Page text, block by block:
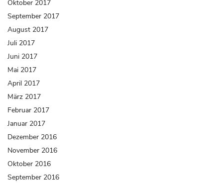
Oktober 2017
September 2017
August 2017
Juli 2017
Juni 2017
Mai 2017
April 2017
März 2017
Februar 2017
Januar 2017
Dezember 2016
November 2016
Oktober 2016
September 2016